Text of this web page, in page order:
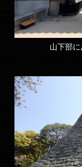
山下部に